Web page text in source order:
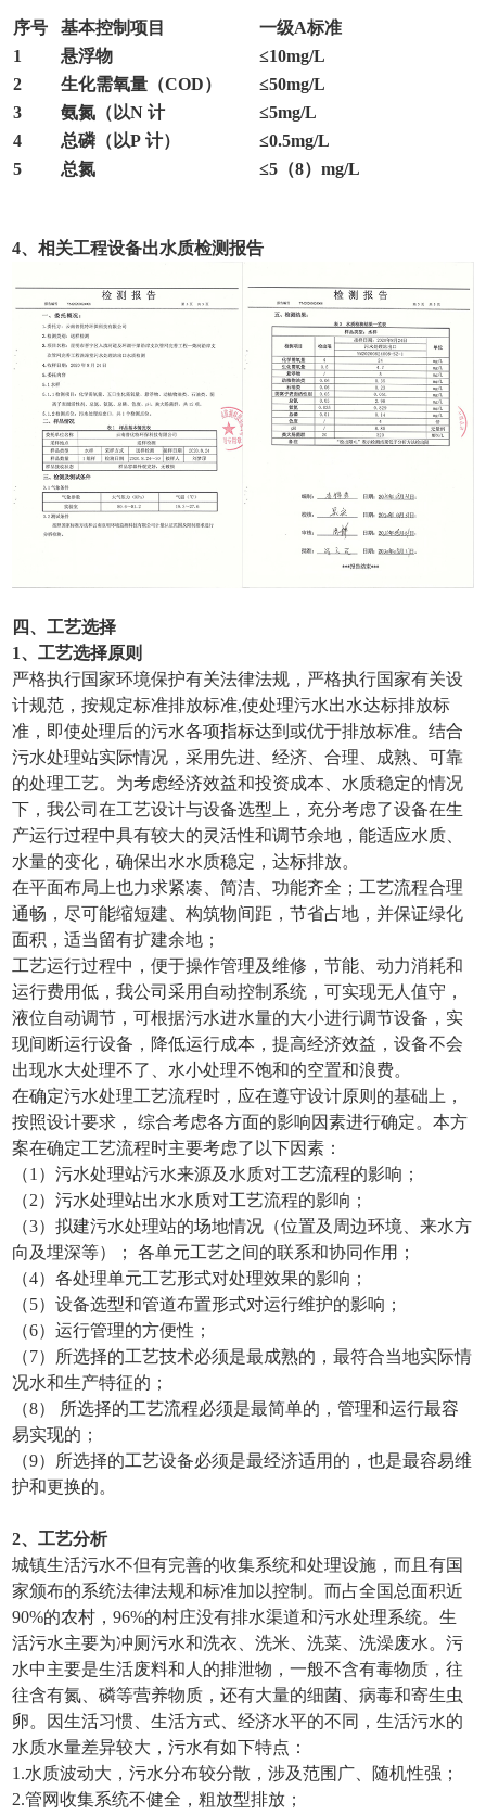
序号 基本控制项目
一级A标准
1
悬浮物
≤10mg/L
2
生化需氧量（COD）
≤50mg/L
3
氨氮（以N 计
≤5mg/L
4
总磷（以P 计）
≤0.5mg/L
5
总氮 ≤5（8）mg/L
4、相关工程设备出水质检测报告
四、工艺选择
1、工艺选择原则
严格执行国家环境保护有关法律法规，严格执行国家有关设
计规范，按规定标准排放标准,使处理污水出水达标排放标
准，即使处理后的污水各项指标达到或优于排放标准。结合
污水处理站实际情况，采用先进、经济、合理、成熟、可靠
的处理工艺。为考虑经济效益和投资成本、水质稳定的情况
下，我公司在工艺设计与设备选型上，充分考虑了设备在生
产运行过程中具有较大的灵活性和调节余地，能适应水质、
水量的变化，确保出水水质稳定，达标排放。
在平面布局上也力求紧凑、简洁、功能齐全；工艺流程合理
通畅，尽可能缩短建、构筑物间距，节省占地，并保证绿化
面积，适当留有扩建余地；
工艺运行过程中，便于操作管理及维修，节能、动力消耗和
运行费用低，我公司采用自动控制系统，可实现无人值守，
液位自动调节，可根据污水进水量的大小进行调节设备，实
现间断运行设备，降低运行成本，提高经济效益，设备不会
出现水大处理不了、水小处理不饱和的空置和浪费。
在确定污水处理工艺流程时，应在遵守设计原则的基础上，
按照设计要求， 综合考虑各方面的影响因素进行确定。本方
案在确定工艺流程时主要考虑了以下因素：
（1）污水处理站污水来源及水质对工艺流程的影响；
（2）污水处理站出水水质对工艺流程的影响；
（3）拟建污水处理站的场地情况（位置及周边环境、来水方
向及埋深等）； 各单元工艺之间的联系和协同作用；
（4）各处理单元工艺形式对处理效果的影响；
（5）设备选型和管道布置形式对运行维护的影响；
（6）运行管理的方便性；
（7）所选择的工艺技术必须是最成熟的，最符合当地实际情
况水和生产特征的；
（8） 所选择的工艺流程必须是最简单的，管理和运行最容
易实现的；
（9）所选择的工艺设备必须是最经济适用的，也是最容易维
护和更换的。
2、工艺分析
城镇生活污水不但有完善的收集系统和处理设施，而且有国
家颁布的系统法律法规和标准加以控制。而占全国总面积近
90%的农村，96%的村庄没有排水渠道和污水处理系统。生
活污水主要为冲厕污水和洗衣、洗米、洗菜、洗澡废水。污
水中主要是生活废料和人的排泄物，一般不含有毒物质，往
往含有氮、磷等营养物质，还有大量的细菌、病毒和寄生虫
卵。因生活习惯、生活方式、经济水平的不同，生活污水的
水质水量差异较大，污水有如下特点：
1.水质波动大，污水分布较分散，涉及范围广、随机性强；
2.管网收集系统不健全，粗放型排放；